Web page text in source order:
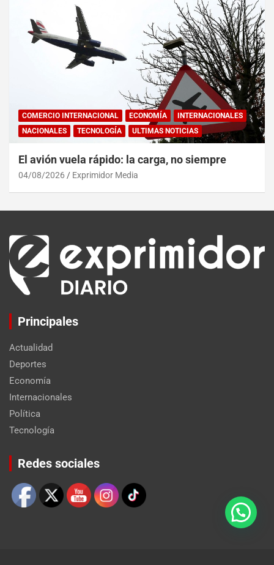
COMERCIO INTERNACIONAL ECONOMÍA
INTERNACIONALES
NACIONALES
TECNOLOGÍA ULTIMAS NOTICIAS
El avión vuela rápido: la carga, no siempre
04/08/2026 Exprimidor Media
Principales
Actualidad
Deportes
Economía
Internacionales
Política
Tecnología
Redes sociales